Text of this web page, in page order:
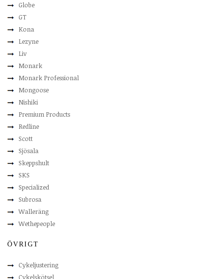
Globe
GT
Kona
Lezyne
Liv
Monark
Monark Professional
Mongoose
Nishiki
Premium Products
Redline
Scott
Sjösala
Skeppshult
SKS
Specialized
Subrosa
Walleräng
Wethepeople
ÖVRIGT
Cykeljustering
Cykelskötsel